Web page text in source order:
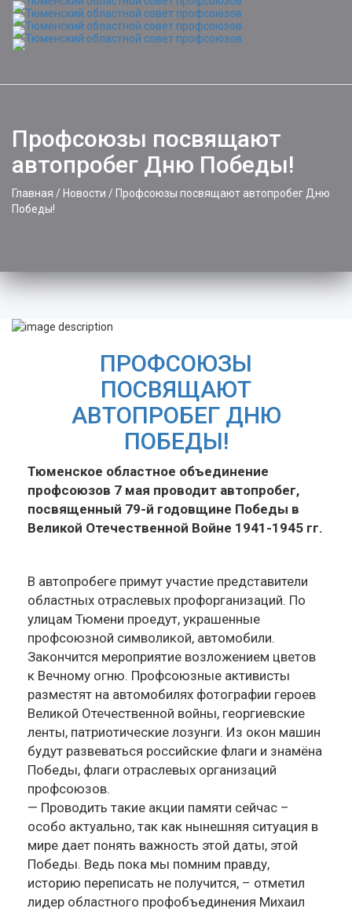
Профсоюзы посвящают
автопробег Дню Победы!
Главная / Новости / Профсоюзы посвящают автопробег Дню
Победы!
ПРОФСОЮЗЫ
ПОСВЯЩАЮТ
АВТОПРОБЕГ ДНЮ
ПОБЕДЫ!
Тюменское областное объединение
профсоюзов 7 мая проводит автопробег,
посвященный 79-й годовщине Победы в
Великой Отечественной Войне 1941-1945 гг.
В автопробеге примут участие представители
областных отраслевых профорганизаций. По
улицам Тюмени проедут, украшенные
профсоюзной символикой, автомобили.
Закончится мероприятие возложением цветов
к Вечному огню. Профсоюзные активисты
разместят на автомобилях фотографии героев
Великой Отечественной войны, георгиевские
ленты, патриотические лозунги. Из окон машин
будут развеваться российские флаги и знамёна
Победы, флаги отраслевых организаций
профсоюзов.
— Проводить такие акции памяти сейчас –
особо актуально, так как нынешняя ситуация в
мире дает понять важность этой даты, этой
Победы. Ведь пока мы помним правду,
историю переписать не получится, – отметил
лидер областного профобъединения Михаил